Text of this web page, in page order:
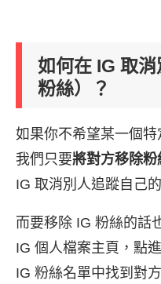
如何在 IG 取
粉絲）？
如果你不希望某一個
我們只要將對方移除粉
IG 取消別人追蹤自己的
而要移除 IG 粉絲的話
IG 個人檔案主頁，點進
IG 粉絲名單中找到對